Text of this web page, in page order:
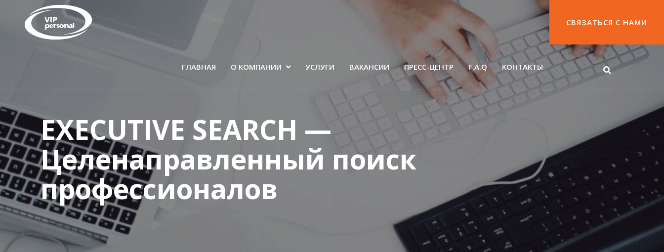
СВЯЗАТЬСЯ С НАМИ
ГЛАВНАЯ О КОМПАНИИ УСЛУГИ ВАКАНСИИ ПРЕСС-ЦЕНТР F.A.Q КОНТАКТЫ
EXECUTIVE SEARCH —
Целенаправленный поиск
профессионалов